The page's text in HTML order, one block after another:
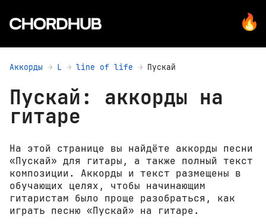
Аккорды L line of life Пускай
Пускай: аккорды на
гитаре
На этой странице вы найдёте аккорды песни
«Пускай» для гитары, а также полный текст
композиции. Аккорды и текст размещены в
обучающих целях, чтобы начинающим
гитаристам было проще разобраться, как
играть песню «Пускай» на гитаре.